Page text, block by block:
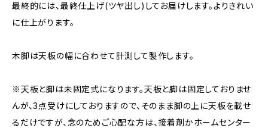
最終的には、最終仕上げ(ツヤ出し)してお届けします。よりきれい
に仕上がります。
木脚は天板の幅に合わせて計測して製作します。
※天板と脚は未固定式になります。天板と脚は固定しておりませ
んが、3点受けにしておりますので、そのまま脚の上に天板を載せ
るだけですが、念のためご心配な方は、接着剤かホームセンター